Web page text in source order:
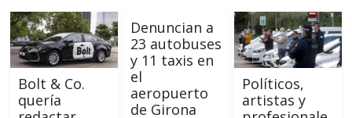
Bolt & Co.
quería
Denuncian a
23 autobuses
y 11 taxis en
el
aeropuerto
de Girona
Políticos,
artistas y